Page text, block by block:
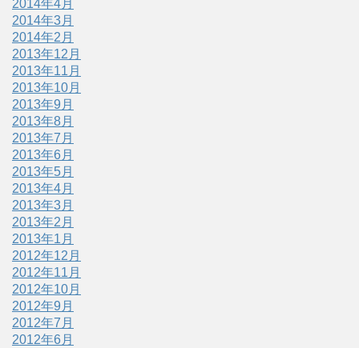
2014年4月
2014年3月
2014年2月
2013年12月
2013年11月
2013年10月
2013年9月
2013年8月
2013年7月
2013年6月
2013年5月
2013年4月
2013年3月
2013年2月
2013年1月
2012年12月
2012年11月
2012年10月
2012年9月
2012年7月
2012年6月